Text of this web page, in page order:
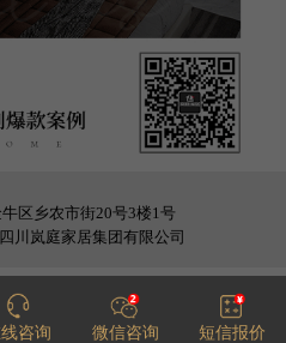
区乡农市街20号3楼1号
川岚庭家居集团有限公司
咨询 微信咨询 短信报价